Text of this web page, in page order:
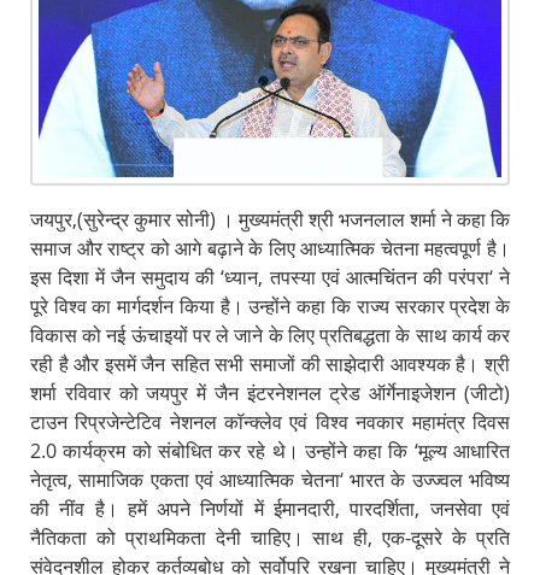
जयपुर,(सुरेन्द्र कुमार सोनी) । मुख्यमंत्री श्री भजनलाल शर्मा ने कहा कि
समाज और राष्ट्र को आगे बढ़ाने के लिए आध्यात्मिक चेतना महत्वपूर्ण है।
इस दिशा में जैन समुदाय की ‘ध्यान, तपस्या एवं आत्मचिंतन की परंपरा‘ ने
पूरे विश्व का मार्गदर्शन किया है। उन्होंने कहा कि राज्य सरकार प्रदेश के
विकास को नई ऊंचाइयों पर ले जाने के लिए प्रतिबद्धता के साथ कार्य कर
रही है और इसमें जैन सहित सभी समाजों की साझेदारी आवश्यक है। श्री
शर्मा रविवार को जयपुर में जैन इंटरनेशनल ट्रेड ऑर्गेनाइजेशन (जीटो)
टाउन रिप्रजेन्टेटिव नेशनल कॉन्क्लेव एवं विश्व नवकार महामंत्र दिवस
2.0 कार्यक्रम को संबोधित कर रहे थे। उन्होंने कहा कि ‘मूल्य आधारित
नेतृत्व, सामाजिक एकता एवं आध्यात्मिक चेतना‘ भारत के उज्ज्वल भविष्य
की नींव है। हमें अपने निर्णयों में ईमानदारी, पारदर्शिता, जनसेवा एवं
नैतिकता को प्राथमिकता देनी चाहिए। साथ ही, एक-दूसरे के प्रति
संवेदनशील होकर कर्तव्यबोध को सर्वोपरि रखना चाहिए। मुख्यमंत्री ने